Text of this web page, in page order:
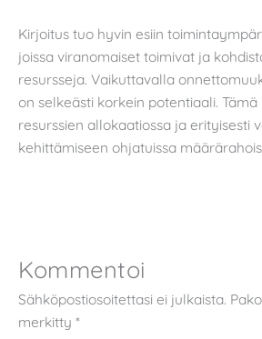
Kirjoitus tuo hyvin esiin
joissa viranomaiset toimivat ja
resursseja. Vaikuttavalla
on selkeästi korkein potentiaali.
resurssien allokaatiossa ja erityisesti
kehittämiseen ohjatuissa
Kommentoi
Sähköpostiosoitettasi ei julkaista.
merkitty *